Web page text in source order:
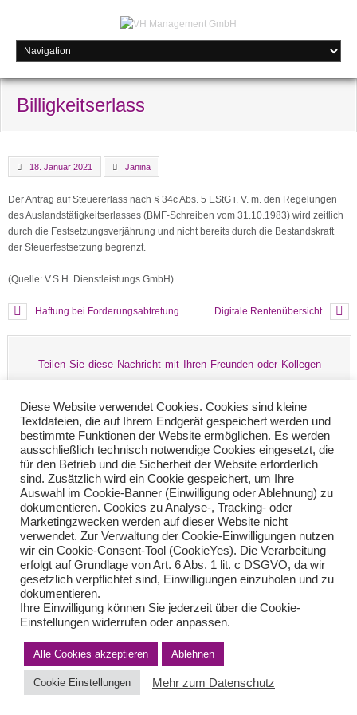
Billigkeitserlass
18. Januar 2021 Janina
Der Antrag auf Steuererlass nach § 34c Abs. 5 EStG i. V. m. den Regelungen
des Auslandstätigkeitserlasses (BMF-Schreiben vom 31.10.1983) wird zeitlich
durch die Festsetzungsverjährung und nicht bereits durch die Bestandskraft
der Steuerfestsetzung begrenzt.
(Quelle: V.S.H. Dienstleistungs GmbH)
Haftung bei Forderungsabtretung Digitale Rentenübersicht
Teilen Sie diese Nachricht mit Ihren Freunden oder Kollegen
Impressum Haftungsausschluss
Datenschutzerklärung nach DSGVO
Kontakt
© von Herder Management GmbH 2024 I * § 6 Nr.4 StBerG
Diese Website verwendet Cookies. Cookies sind kleine
Textdateien, die auf Ihrem Endgerät gespeichert werden und
bestimmte Funktionen der Website ermöglichen. Es werden
ausschließlich technisch notwendige Cookies eingesetzt, die
für den Betrieb und die Sicherheit der Website erforderlich
sind. Zusätzlich wird ein Cookie gespeichert, um Ihre
Auswahl im Cookie-Banner (Einwilligung oder Ablehnung) zu
dokumentieren. Cookies zu Analyse-, Tracking- oder
Marketingzwecken werden auf dieser Website nicht
verwendet. Zur Verwaltung der Cookie-Einwilligungen nutzen
wir ein Cookie-Consent-Tool (CookieYes). Die Verarbeitung
erfolgt auf Grundlage von Art. 6 Abs. 1 lit. c DSGVO, da wir
gesetzlich verpflichtet sind, Einwilligungen einzuholen und zu
dokumentieren.
Ihre Einwilligung können Sie jederzeit über die Cookie-
Einstellungen widerrufen oder anpassen.
Alle Cookies akzeptieren Ablehnen
Cookie Einstellungen Mehr zum Datenschutz